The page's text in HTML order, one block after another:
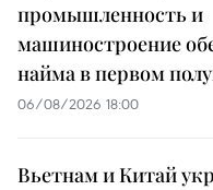
промышленность и
машиностроение
найма в первом
06/08/2026 18:00
Вьетнам и Китай